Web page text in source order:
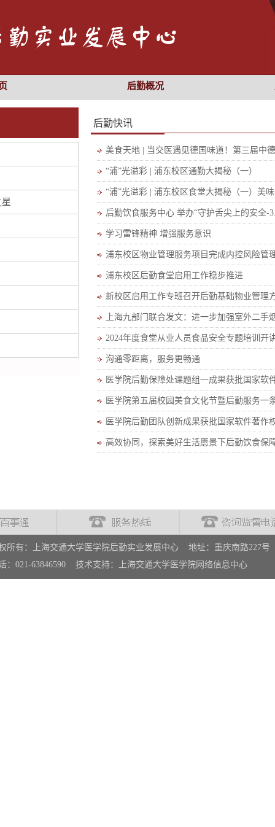
所有：上海交通大学医学院后勤实业发展中心 地址：重庆南路227号
：021-63846590 技术支持：上海交通大学医学院网络信息中心
后勤概况
后勤快讯
美食天地 | 当交医遇见德国味道！第三届中
“浦”光溢彩 | 浦东校区通勤大揭秘（一）
“浦”光溢彩 | 浦东校区食堂大揭秘（一）美
后勤饮食服务中心 举办“守护舌尖上的安全-
学习雷锋精神 增强服务意识
浦东校区物业管理服务项目完成内控风险管
浦东校区后勤食堂启用工作稳步推进
新校区启用工作专班召开后勤基础物业管理
上海九部门联合发文：进一步加强室外二手
2024年度食堂从业人员食品安全专题培训开
沟通零距离，服务更畅通
医学院后勤保障处课题组一成果获批国家软
医学院第五届校园美食文化节暨后勤服务一
医学院后勤团队创新成果获批国家软件著作
高效协同，探索美好生活愿景下后勤饮食保